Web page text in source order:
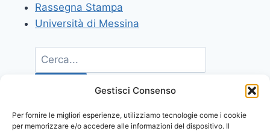
Gestisci Consenso
Per fornire le migliori esperienze, utilizziamo tecnologie come i cookie
per memorizzare e/o accedere alle informazioni del dispositivo. Il
Rassegna Stampa
Università di Messina